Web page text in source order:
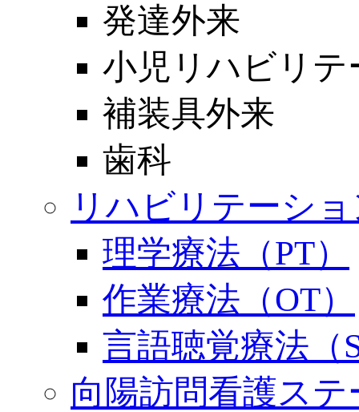
発達外来
小児リハビリ
補装具外来
歯科
リハビリテーシ
理学療法（PT）
作業療法（OT）
言語聴覚療法（
向陽訪問看護ス